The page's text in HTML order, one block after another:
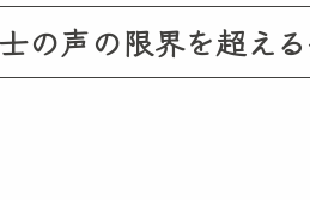
の声の限界を超え